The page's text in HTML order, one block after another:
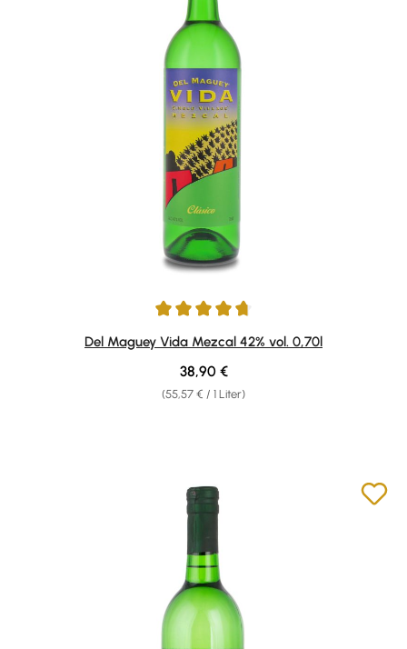
Durchschnittliche Bewertung von 4.64 von 5 Sternen
Del Maguey Vida Mezcal 42% vol. 0,70l
(55,57 € / 1 Liter)
Regulärer Preis:
38,90 €